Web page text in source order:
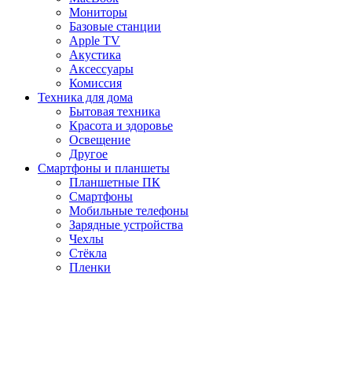
Мониторы
Базовые станции
Apple TV
Акустика
Аксессуары
Комиссия
Техника для дома
Бытовая техника
Красота и здоровье
Освещение
Другое
Смартфоны и планшеты
Планшетные ПК
Смартфоны
Мобильные телефоны
Зарядные устройства
Чехлы
Стёкла
Пленки